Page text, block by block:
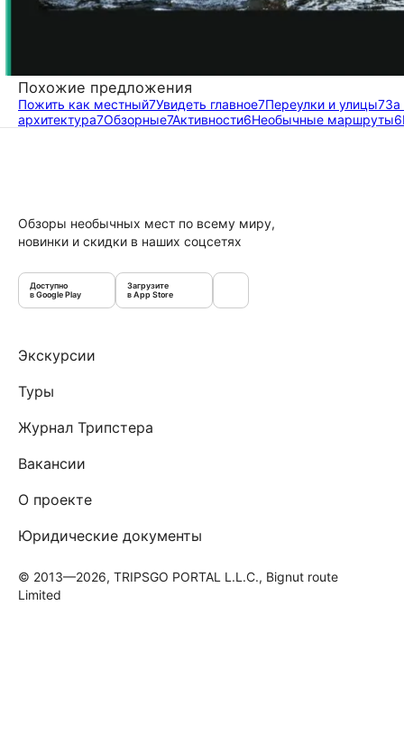
Похожие предложения
Пожить как местный7Увидеть главное7Переулки и улицы7За
архитектура7Обзорные7Активности6Необычные маршруты6
Обзоры необычных мест по всему миру,
новинки и скидки в наших соцсетях
Доступно
в Google Play
Загрузите
в App Store
Экскурсии
Туры
Журнал Трипстера
Вакансии
О проекте
Юридические документы
© 2013—2026, TRIPSGO PORTAL L.L.C., Bignut route
Limited